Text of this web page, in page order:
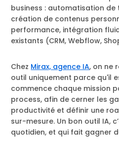
business : automatisation de
création de contenus
performance, intégration
existants (CRM, Webflow,
Chez Mirax, agence IA, on ne
outil uniquement parce qu'il
commence chaque mission
process, afin de cerner les
productivité et définir une
sur-mesure. Un bon outil IA,
quotidien, et qui fait gagner